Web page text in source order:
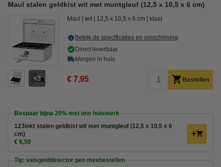
Maul stalen geldkist wit met muntgleuf (12,5 x 10,5 x 6 cm)
3
Maul wit 12,5 x 10,5 x 6 cm staal
Bekijk de specificaties en omschrijving
Direct leverbaar
Morgen in huis
€ 7,95 Bestellen
Bespaar bijna 20% met ons huismerk
123inkt stalen geldkist wit met muntgleuf (12,5 x 10,5 x 6
cm)
€ 6,50
Tip: valsgelddetector pen meebestellen